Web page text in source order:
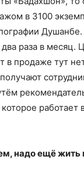
в 3100
раза в месяц.
в продаже тут
работает
надо ещё жить